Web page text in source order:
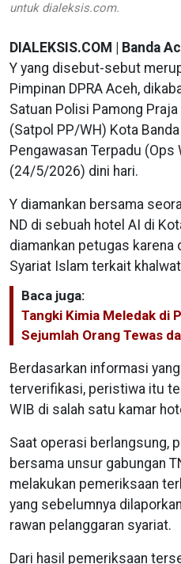
untuk dialeksis.com.
DIALEKSIS.COM | Banda
Y yang disebut-sebut
Pimpinan DPRA Aceh,
Satuan Polisi Pamong
(Satpol PP/WH) Kota
Pengawasan Terpadu (Ops
(24/5/2026) dini hari.
Y diamankan bersama
ND di sebuah hotel AI di
diamankan petugas karena
Syariat Islam terkait
Baca juga:
Tangki Kimia Meledak di
Sejumlah Orang Tewas
Berdasarkan informasi
terverifikasi, peristiwa itu
WIB di salah satu kamar
Saat operasi berlangsung,
bersama unsur gabungan
melakukan pemeriksaan
yang sebelumnya
rawan pelanggaran syariat.
Dari hasil pemeriksaan